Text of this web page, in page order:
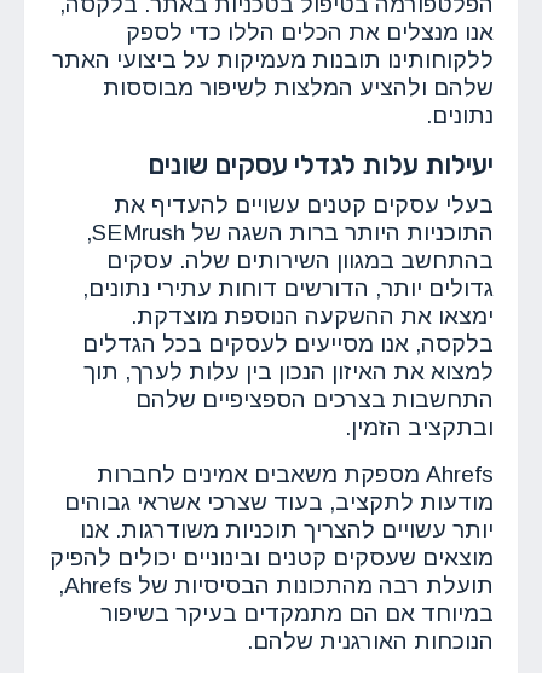
אנו מנצלים את הכלים הללו כדי לספק
ללקוחותינו תובנות מעמיקות על ביצועי האתר
שלהם ולהציע המלצות לשיפור מבוססות
נתונים.
יעילות עלות לגדלי עסקים שונים
בעלי עסקים קטנים עשויים להעדיף את
התוכניות היותר ברות השגה של SEMrush,
בהתחשב במגוון השירותים שלה. עסקים
גדולים יותר, הדורשים דוחות עתירי נתונים,
ימצאו את ההשקעה הנוספת מוצדקת.
בלקסה, אנו מסייעים לעסקים בכל הגדלים
למצוא את האיזון הנכון בין עלות לערך, תוך
התחשבות בצרכים הספציפיים שלהם
ובתקציב הזמין.
Ahrefs מספקת משאבים אמינים לחברות
מודעות לתקציב, בעוד שצרכי אשראי גבוהים
יותר עשויים להצריך תוכניות משודרגות. אנו
מוצאים שעסקים קטנים ובינוניים יכולים להפיק
תועלת רבה מהתכונות הבסיסיות של Ahrefs,
במיוחד אם הם מתמקדים בעיקר בשיפור
הנוכחות האורגנית שלהם.